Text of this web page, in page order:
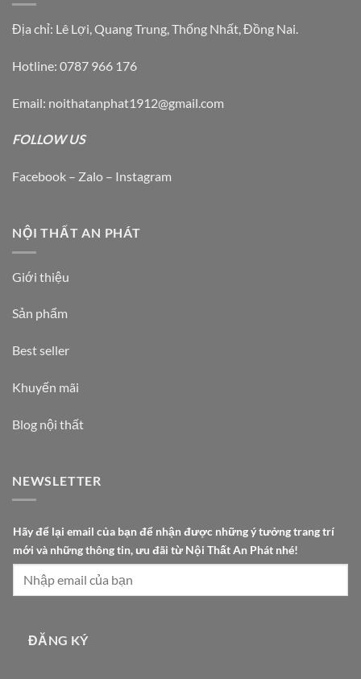
Địa chỉ: Lê Lợi, Quang Trung, Thống Nhất, Đồng Nai.
Hotline: 0787 966 176
Email: noithatanphat1912@gmail.com
FOLLOW US
Facebook – Zalo – Instagram
NỘI THẤT AN PHÁT
Giới thiệu
Sản phẩm
Best seller
Khuyến mãi
Blog nội thất
NEWSLETTER
r
Hãy để lại email của bạn để nhận được những ý tưởng trang trí
mới và những thông tin, ưu đãi từ Nội Thất An Phát nhé!
ĐĂNG KÝ